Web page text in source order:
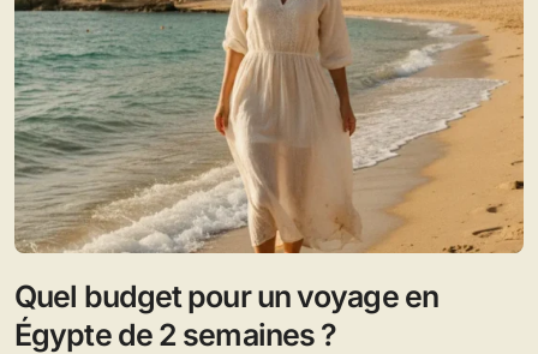
Quel budget pour un voyage en
Égypte de 2 semaines ?